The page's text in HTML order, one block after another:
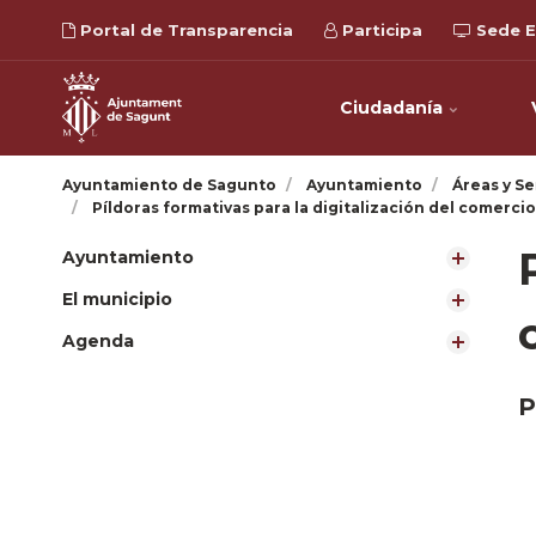
Portal de Transparencia Participa Sede
Ciudadanía
Ayuntamiento de Sagunto Ayuntamiento Áreas y
Píldoras formativas para la digitalización del
Ayuntamiento
El municipio
Agenda